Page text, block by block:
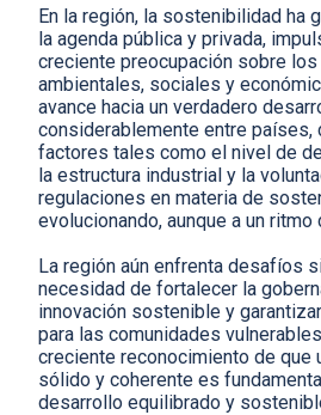
En la región, la sostenibilidad ha
la agenda pública y privada,
creciente preocupación sobre
ambientales, sociales y
avance hacia un verdadero
considerablemente entre países,
factores tales como el nivel de
la estructura industrial y la
regulaciones en materia de
evolucionando, aunque a un ritmo
La región aún enfrenta desafíos
necesidad de fortalecer la
innovación sostenible y
para las comunidades
creciente reconocimiento de que
sólido y coherente es
desarrollo equilibrado y